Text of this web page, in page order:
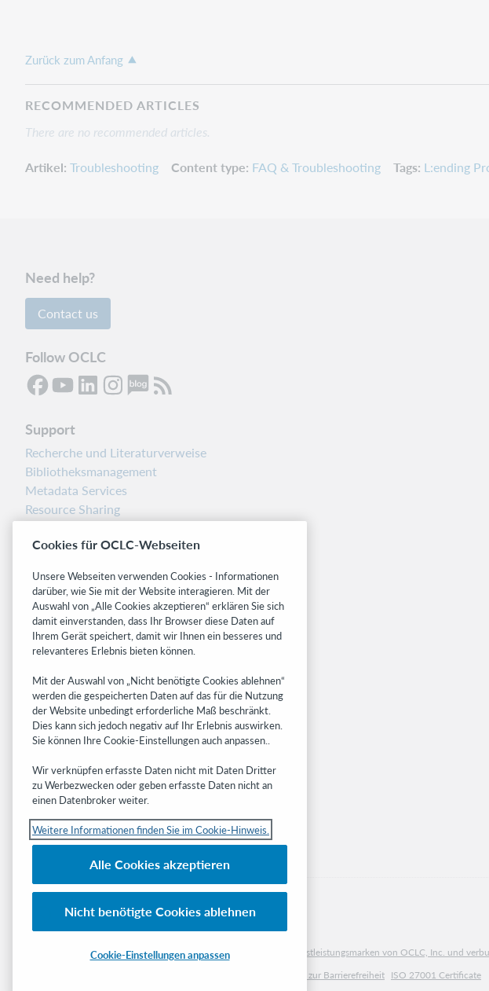
Zurück zum Anfang
RECOMMENDED ARTICLES
There are no recommended articles.
Artikel Troubleshooting Content type FAQ & Troubleshooting Tags L:ending
Need help?
Contact us
Follow OCLC
Support
Recherche und Literaturverweise
Bibliotheksmanagement
Metadata Services
Resource Sharing
Freigabemitteilungen
Related sites
OCLC.org
BibFormats
Research
WebJunction
Developer Network
Get the latest product updates, research,
events, and much more—right to your inbox.
Subscribe now
Nationale und internationale Marken und/oder Dienstleistungsmarken von OCLC, Inc. und
Richtlinien zur Barrierefreiheit ISO 27001 Certificate
Cookies für OCLC-Webseiten
Unsere Webseiten verwenden Cookies - Informationen
darüber, wie Sie mit der Website interagieren. Mit der
Auswahl von „Alle Cookies akzeptieren“ erklären Sie sich
damit einverstanden, dass Ihr Browser diese Daten auf
Ihrem Gerät speichert, damit wir Ihnen ein besseres und
relevanteres Erlebnis bieten können.
Mit der Auswahl von „Nicht benötigte Cookies ablehnen“
werden die gespeicherten Daten auf das für die Nutzung
der Website unbedingt erforderliche Maß beschränkt.
Dies kann sich jedoch negativ auf Ihr Erlebnis auswirken.
Sie können Ihre Cookie-Einstellungen auch anpassen..
Wir verknüpfen erfasste Daten nicht mit Daten Dritter
zu Werbezwecken oder geben erfasste Daten nicht an
einen Datenbroker weiter.
Weitere Informationen finden Sie im Cookie-Hinweis.
Alle Cookies akzeptieren
Nicht benötigte Cookies ablehnen
Cookie-Einstellungen anpassen